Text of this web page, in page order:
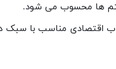
آیتم ها محسوب می شود.
اقتصادی مناسب با سبک